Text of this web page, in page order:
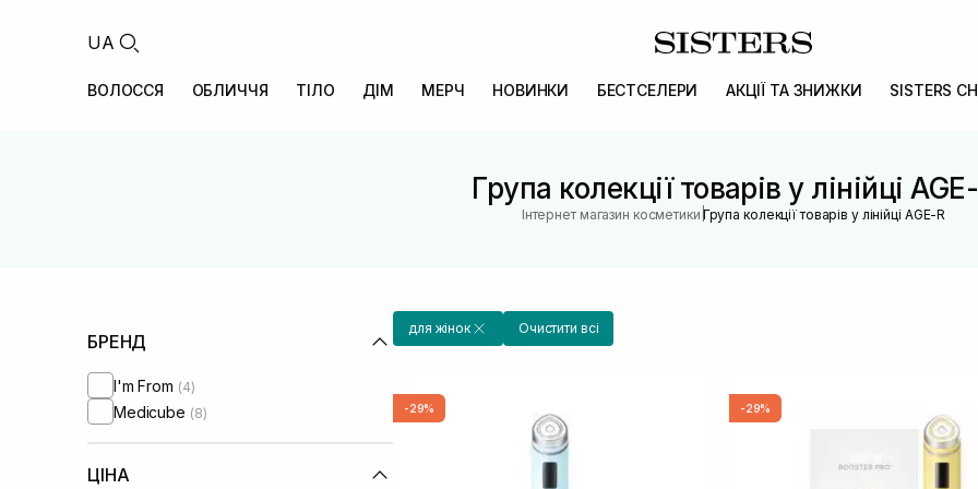
UA
ВОЛОССЯ ОБЛИЧЧЯ ТІЛО ДІМ МЕРЧ НОВИНКИ БЕСТСЕЛЕРИ АКЦІЇ ТА ЗНИЖКИ SISTERS
Група колекції товарів у лінійці
Інтернет магазин косметики |Група колекції товарів у лінійці AGE-R
БРЕНД
I'm From (4)
Medicube (8)
ЦІНА
для жінок Очистити всі
-29% -29%